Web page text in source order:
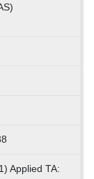
Applied TA: